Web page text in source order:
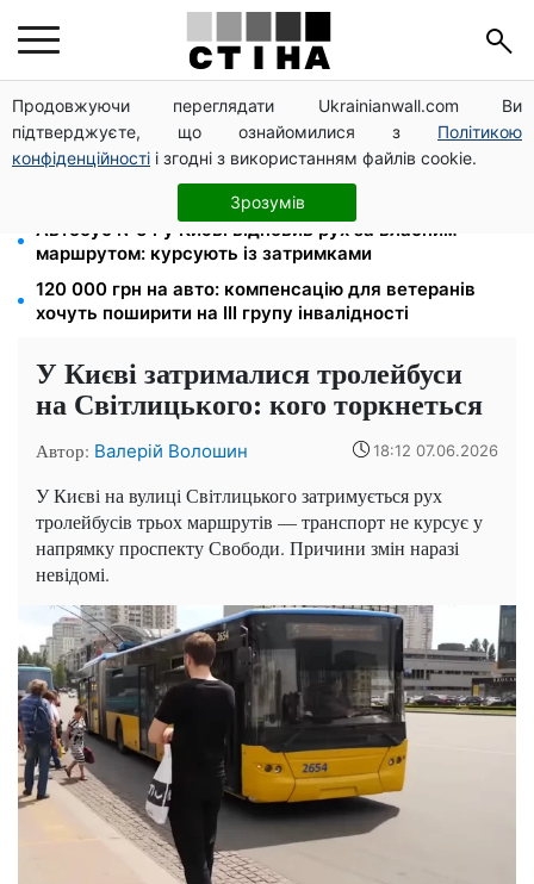
Продовжуючи переглядати Ukrainianwall.com Ви
підтверджуєте, що ознайомилися з Політикою
конфіденційності і згодні з використанням файлів cookie.
Зрозумів
Зарплата 30 000 грн — пенсія 11 500 грн: ПФУ
пояснив формулу розрахунку виплат у 2026 році
До 19 400 грн на дрова: ПФУ приймає заяви на
субсидію для власників пічного опалення
Автобус №54 у Києві відновив рух за власним
маршрутом: курсують із затримками
120 000 грн на авто: компенсацію для ветеранів
хочуть поширити на III групу інвалідності
У Києві затрималися тролейбуси
на Світлицького: кого торкнеться
Автор: Валерій Волошин 18:12 07.06.2026
У Києві на вулиці Світлицького затримується рух
тролейбусів трьох маршрутів — транспорт не курсує у
напрямку проспекту Свободи. Причини змін наразі
невідомі.